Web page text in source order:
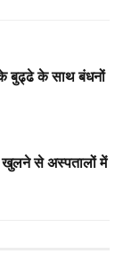
बुढ्ढे के साथ बंधनों
खुलने से अस्पतालों में